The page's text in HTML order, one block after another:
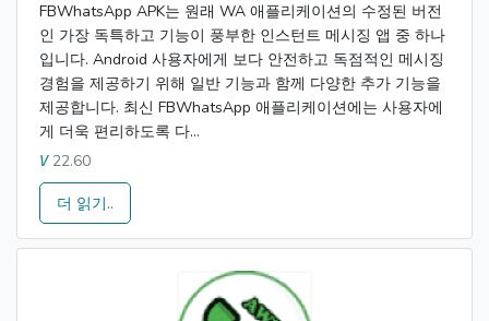
FBWhatsApp APK는 원래 WA 애플리케이션의 수정된 버전
인 가장 독특하고 기능이 풍부한 인스턴트 메시징 앱 중 하나
입니다. Android 사용자에게 보다 안전하고 독점적인 메시징
경험을 제공하기 위해 일반 기능과 함께 다양한 추가 기능을
제공합니다. 최신 FBWhatsApp 애플리케이션에는 사용자에
게 더욱 편리하도록 다...
V22.60
더 읽기..